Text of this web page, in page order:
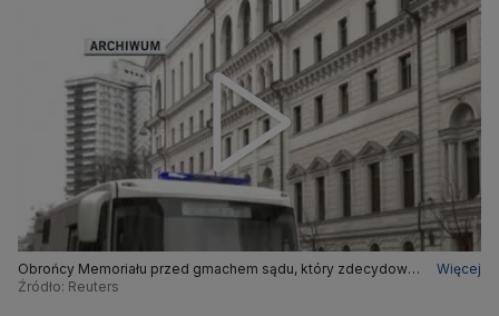
Obrońcy Memoriału przed gmachem sądu, który zdecydował
o jego likwidacji. Nagranie archiwalne
Więcej
Źródło: Reuters